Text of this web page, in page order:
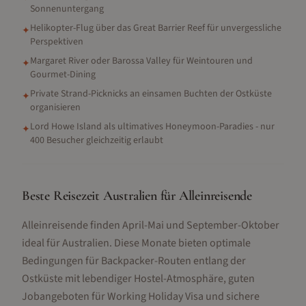
Sonnenuntergang
✦Helikopter-Flug über das Great Barrier Reef für unvergessliche
Perspektiven
✦Margaret River oder Barossa Valley für Weintouren und
Gourmet-Dining
✦Private Strand-Picknicks an einsamen Buchten der Ostküste
organisieren
✦Lord Howe Island als ultimatives Honeymoon-Paradies - nur
400 Besucher gleichzeitig erlaubt
Beste Reisezeit Australien für Alleinreisende
Alleinreisende finden April-Mai und September-Oktober
ideal für Australien. Diese Monate bieten optimale
Bedingungen für Backpacker-Routen entlang der
Ostküste mit lebendiger Hostel-Atmosphäre, guten
Jobangeboten für Working Holiday Visa und sichere